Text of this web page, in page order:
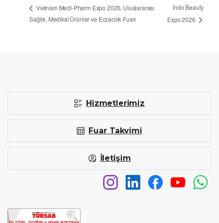
Vietnam Medi-Pharm Expo 2026, Uluslararası
Sağlık, Medikal Ürünler ve Eczacılık Fuarı
Indo Beauty
Expo 2026
Hizmetlerimiz
Fuar Takvimi
İletişim